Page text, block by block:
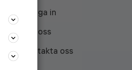
Logga in
Om oss
Kontakta oss